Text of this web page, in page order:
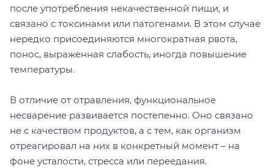
после употребления некачественной пищи, и
связано с токсинами или патогенами. В этом случае
нередко присоединяются многократная рвота,
понос, выраженная слабость, иногда повышение
температуры.
В отличие от отравления, функциональное
несварение развивается постепенно. Оно связано
не с качеством продуктов, а с тем, как организм
отреагировал на них в конкретный момент – на
фоне усталости, стресса или переедания.